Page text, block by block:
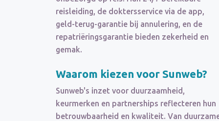
reisleiding, de doktersservice via de app,
geld-terug-garantie bij annulering, en de
repatriëringsgarantie bieden zekerheid en
gemak.
Waarom kiezen voor Sunweb?
Sunweb's inzet voor duurzaamheid,
keurmerken en partnerships reflecteren hun
betrouwbaarheid en kwaliteit. Van